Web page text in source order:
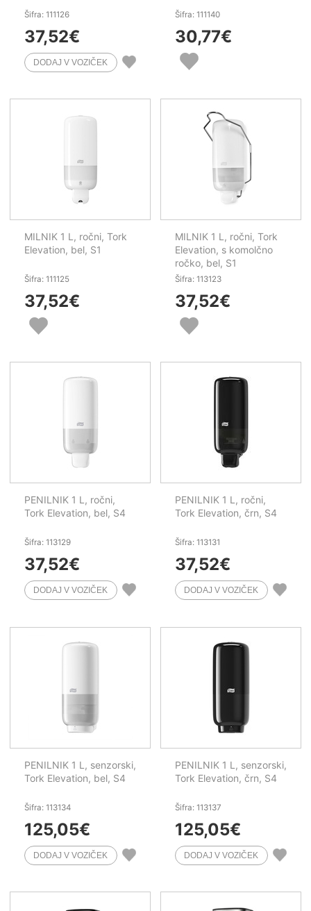
Šifra: 111126
37,52€
Šifra: 111140
30,77€
MILNIK 1 L, ročni, Tork
Elevation, bel, S1
Šifra: 111125
37,52€
MILNIK 1 L, ročni, Tork
Elevation, s komolčno
ročko, bel, S1
Šifra: 113123
37,52€
PENILNIK 1 L, ročni,
Tork Elevation, bel, S4
Šifra: 113129
37,52€
PENILNIK 1 L, ročni,
Tork Elevation, črn, S4
Šifra: 113131
37,52€
PENILNIK 1 L, senzorski,
Tork Elevation, bel, S4
Šifra: 113134
125,05€
PENILNIK 1 L, senzorski,
Tork Elevation, črn, S4
Šifra: 113137
125,05€